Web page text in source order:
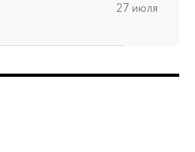
27 июля